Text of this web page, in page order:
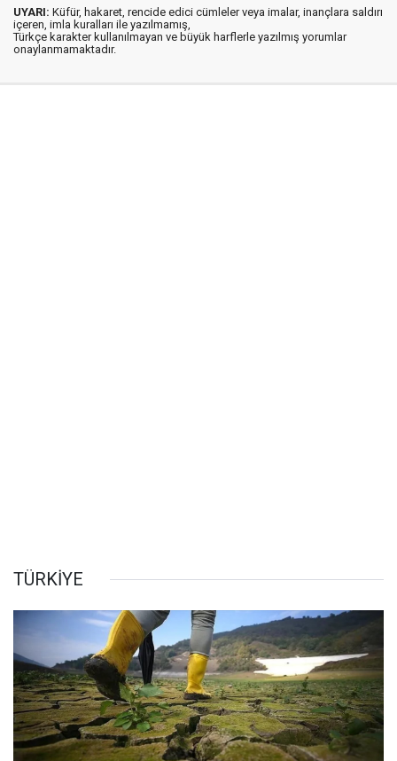
UYARI: Küfür, hakaret, rencide edici cümleler veya imalar, inançlara saldırı
içeren, imla kuralları ile yazılmamış,
Türkçe karakter kullanılmayan ve büyük harflerle yazılmış yorumlar
onaylanmamaktadır.
TÜRKİYE